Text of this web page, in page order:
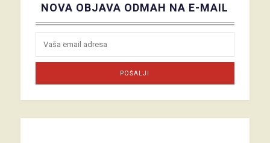
NOVA OBJAVA ODMAH NA E-MAIL